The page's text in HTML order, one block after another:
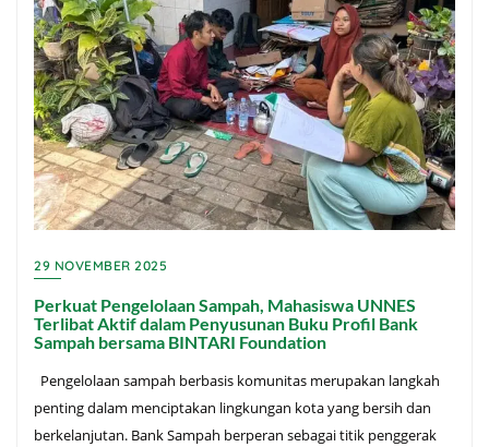
29 NOVEMBER 2025
Perkuat Pengelolaan Sampah, Mahasiswa UNNES
Terlibat Aktif dalam Penyusunan Buku Profil Bank
Sampah bersama BINTARI Foundation
Pengelolaan sampah berbasis komunitas merupakan langkah
penting dalam menciptakan lingkungan kota yang bersih dan
berkelanjutan. Bank Sampah berperan sebagai titik penggerak